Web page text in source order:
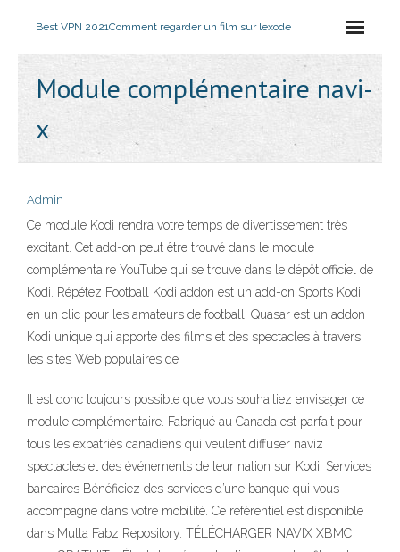
Best VPN 2021Comment regarder un film sur lexode
Module complémentaire navi-
x
Admin
Ce module Kodi rendra votre temps de divertissement très
excitant. Cet add-on peut être trouvé dans le module
complémentaire YouTube qui se trouve dans le dépôt officiel de
Kodi. Répétez Football Kodi addon est un add-on Sports Kodi
en un clic pour les amateurs de football. Quasar est un addon
Kodi unique qui apporte des films et des spectacles à travers
les sites Web populaires de
Il est donc toujours possible que vous souhaitiez envisager ce
module complémentaire. Fabriqué au Canada est parfait pour
tous les expatriés canadiens qui veulent diffuser naviz
spectacles et des événements de leur nation sur Kodi. Services
bancaires Bénéficiez des services d’une banque qui vous
accompagne dans votre mobilité. Ce référentiel est disponible
dans Mulla Fabz Repository. TÉLÉCHARGER NAVIX XBMC